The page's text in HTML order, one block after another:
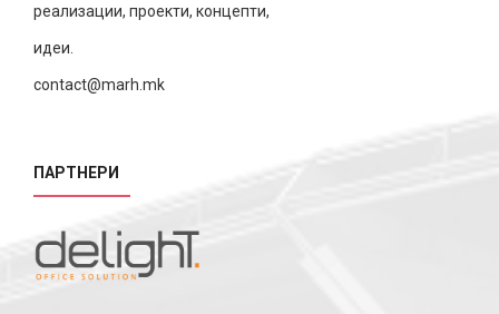
реализации, проекти, концепти,
идеи.
contact@marh.mk
ПАРТНЕРИ